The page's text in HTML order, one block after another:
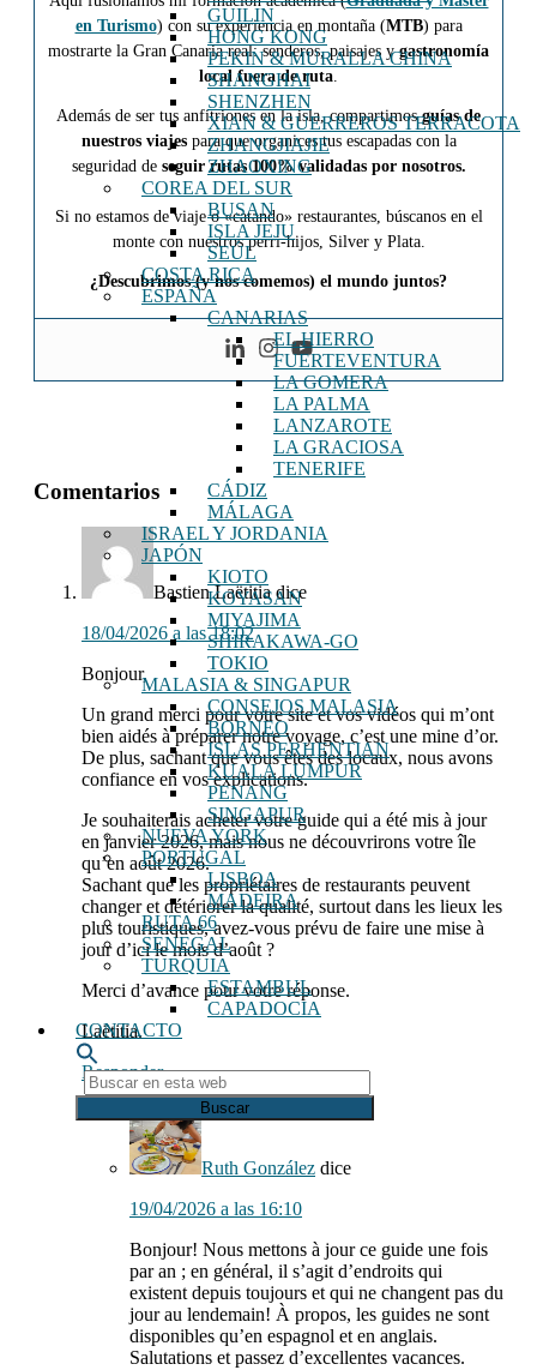
GUILIN
HONG KONG
PEKIN & MURALLA CHINA
SHANGHAI
SHENZHEN
XIAN & GUERREROS TERRACOTA
ZHANGJIAJIE
ZHAOXING
COREA DEL SUR
BUSAN
ISLA JEJU
SEÚL
COSTA RICA
ESPAÑA
CANARIAS
EL HIERRO
FUERTEVENTURA
LA GOMERA
LA PALMA
LANZAROTE
LA GRACIOSA
TENERIFE
CÁDIZ
MÁLAGA
ISRAEL Y JORDANIA
JAPÓN
KIOTO
KOYASAN
MIYAJIMA
SHIRAKAWA-GO
TOKIO
MALASIA & SINGAPUR
CONSEJOS MALASIA
BORNEO
ISLAS PERHENTIAN
KUALA LUMPUR
PENANG
SINGAPUR
NUEVA YORK
PORTUGAL
LISBOA
MADEIRA
RUTA 66
SENEGAL
TURQUIA
ESTAMBUL
CAPADOCIA
CONTACTO
Buscar
en
esta
en Turismo) con su experiencia en montaña (MTB) para
mostrarte la Gran Canaria real: senderos, paisajes ygastronomía
local fuera de ruta
Además de ser tus anfitriones en la isla, compartimosguías de
nuestros viajespara que organices tus escapadas con la
seguridad de seguir rutas 100% validadas por nosotros.
Si no estamos de viaje o «catando» restaurantes, búscanos en el
monte con nuestros perri-hijos, Silver y Plata.
¿Descubrimos (y nos comemos) el mundo juntos?
con
lectores
Comentarios
Bastien Laëtitia dice
18/04/2026 a las 18:02
Bonjour,
Un grand merci pour votre site et vos vidéos qui m’ont
bien aidés à préparer notre voyage, c’est une mine d’or.
De plus, sachant que vous êtes des locaux, nous avons
confiance en vos explications.
Je souhaiterais acheter votre guide qui a été mis à jour
en janvier 2026, mais nous ne découvrirons votre île
qu’en août 2026.
Sachant que les propriétaires de restaurants peuvent
changer et détériorer la qualité, surtout dans les lieux les
plus touristiques, avez-vous prévu de faire une mise à
jour d’ici le mois d’août ?
Merci d’avance pour votre réponse.
Laëtitia.
Responder
Ruth González dice
19/04/2026 a las 16:10
Bonjour! Nous mettons à jour ce guide une fois
par an ; en général, il s’agit d’endroits qui
existent depuis toujours et qui ne changent pas du
jour au lendemain! À propos, les guides ne sont
disponibles qu’en espagnol et en anglais.
Salutations et passez d’excellentes vacances.